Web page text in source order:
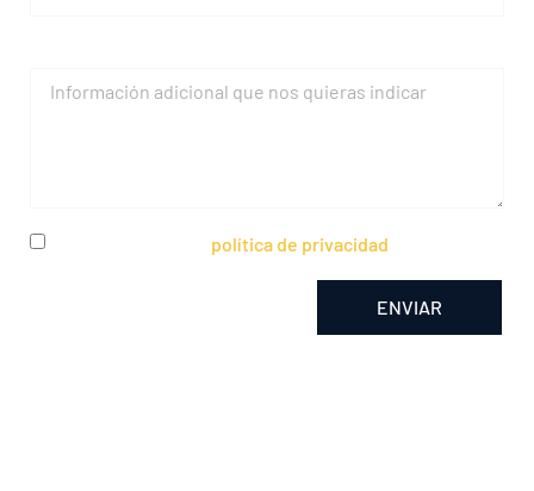
política de privacidad
ENVIAR